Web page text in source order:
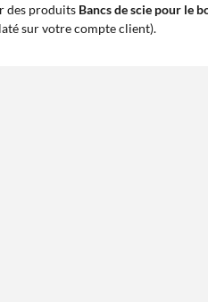
des produits Bancs de scie pour le
sur votre compte client).